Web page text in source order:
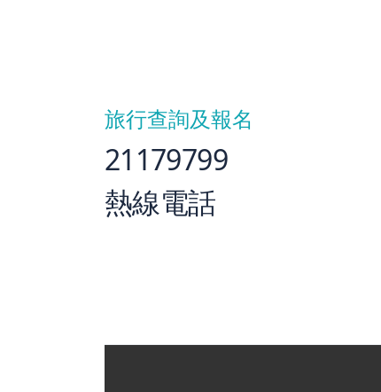
旅行查詢及報名
21179799
熱線電話